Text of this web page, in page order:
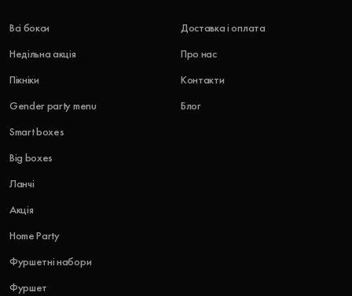
Всі бокси
Недільна акція
Пікніки
Gender party menu
Smart boxes
Big boxes
Ланчі
Акція
Home Party
Фуршетні набори
Фуршет
Доставка і оплата
Про нас
Контакти
Блог